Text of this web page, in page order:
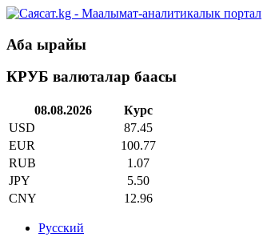
Аба ырайы
КРУБ валюталар баасы
08.08.2026
Курс
USD
87.45
EUR
100.77
RUB
1.07
JPY
5.50
CNY
12.96
Русский